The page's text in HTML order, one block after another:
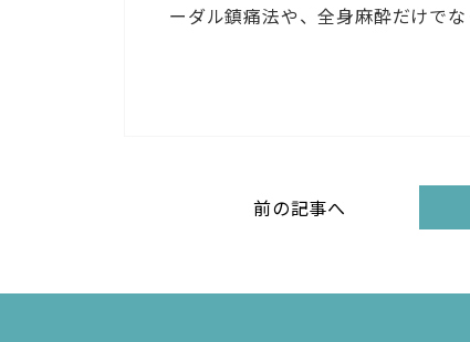
ーダル鎮痛法や、全身麻酔だけで
前の記事へ